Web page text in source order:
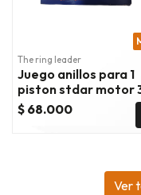
The ring leader
Juego anillos para 1
piston stdar motor
3.5
$ 68.000
Ver